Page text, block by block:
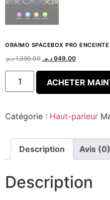
ORAIMO SPACEBOX PRO
1,390.00 د.م. 949.00 د.م.
ACHETER
Catégorie : Haut-parleur
Description Avis (0)
Description